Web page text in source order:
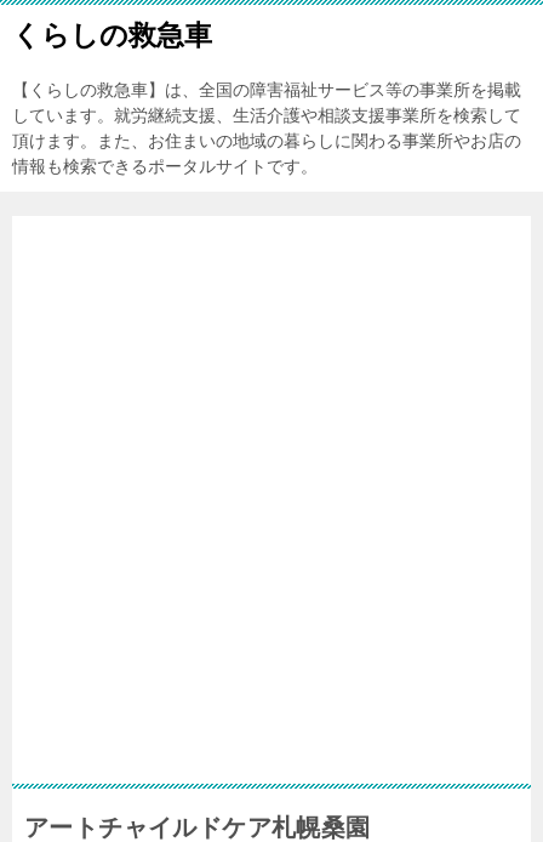
くらしの救急車
【くらしの救急車】は、全国の障害福祉サービス等の事業所を掲載
しています。就労継続支援、生活介護や相談支援事業所を検索して
頂けます。また、お住まいの地域の暮らしに関わる事業所やお店の
情報も検索できるポータルサイトです。
アートチャイルドケア札幌桑園